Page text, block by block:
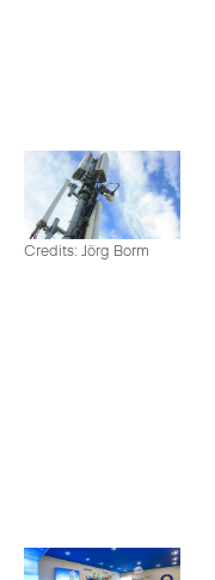
Credits: Jörg Borm